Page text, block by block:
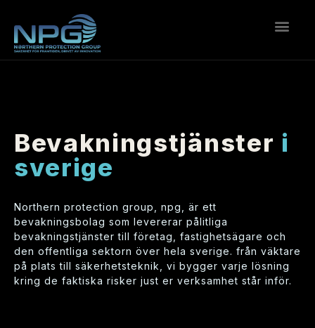
bevakningstjänster i
sverige
northern protection group, npg, är ett
bevakningsbolag som levererar pålitliga
bevakningstjänster till företag, fastighetsägare och
den offentliga sektorn över hela sverige. från väktare
på plats till säkerhetsteknik, vi bygger varje lösning
kring de faktiska risker just er verksamhet står inför.